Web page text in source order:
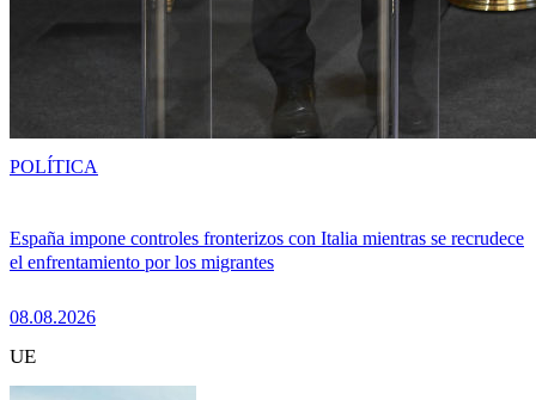
España impone controles fronterizos con Italia mientras se recrudece
el enfrentamiento por los migrantes
08.08.2026
POLÍTICA
UE